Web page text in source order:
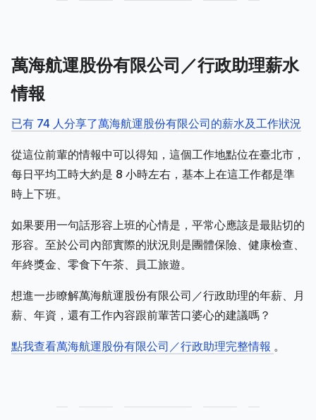
萬海航運股份有限公司／行政助理薪水
情報
已有 74 人分享了萬海航運股份有限公司的薪水及工作狀況
從這位前輩的情報中可以得知，這個工作地點位在臺北市，
每日平均工時大約是 8 小時左右，基本上在這工作都是準
時上下班。
如果要用一句話形容上班的心情是，平常心應該是最貼切的
形容。至於公司內部實際的狀況則是團體保險、健康檢查、
年終獎金、零食下午茶、員工旅遊。
想進一步瞭解萬海航運股份有限公司／行政助理的年薪、月
薪、年資，還有工作內容跟前輩苦口婆心的建議嗎？
點我查看萬海航運股份有限公司／行政助理完整情報 。